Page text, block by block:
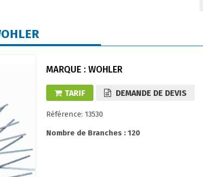
MARQUE : WOHLER
TARIF DEMANDE DE DEVIS
Référence: 13530
Nombre de Branches : 120